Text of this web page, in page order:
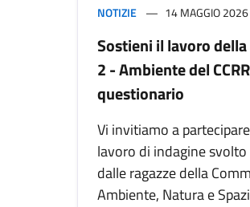
NOTIZIE 14 MAGGIO 2026
Sostieni il lavoro
2 - Ambiente del
questionario
Vi invitiamo a
lavoro di indagine svolto
dalle ragazze della
Ambiente, Natura e